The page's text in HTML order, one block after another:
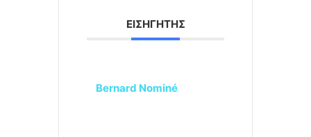
ΕΙΣΗΓΗΤΉΣ
Bernard Nominé